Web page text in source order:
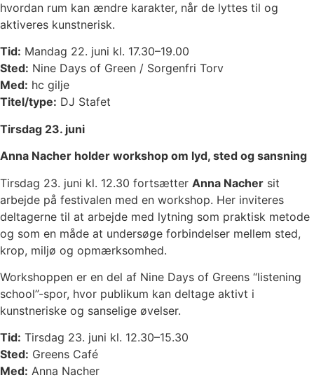
hvordan rum kan ændre karakter, når de lyttes til og
aktiveres kunstnerisk.
Tid: Mandag 22. juni kl. 17.30–19.00
Sted: Nine Days of Green / Sorgenfri Torv
Med: hc gilje
Titel/type: DJ Stafet
Tirsdag 23. juni
Anna Nacher holder workshop om lyd, sted og sansning
Tirsdag 23. juni kl. 12.30 fortsætter Anna Nacher sit
arbejde på festivalen med en workshop. Her inviteres
deltagerne til at arbejde med lytning som praktisk metode
og som en måde at undersøge forbindelser mellem sted,
krop, miljø og opmærksomhed.
Workshoppen er en del af Nine Days of Greens “listening
school”-spor, hvor publikum kan deltage aktivt i
kunstneriske og sanselige øvelser.
Tid: Tirsdag 23. juni kl. 12.30–15.30
Sted: Greens Café
Med: Anna Nacher